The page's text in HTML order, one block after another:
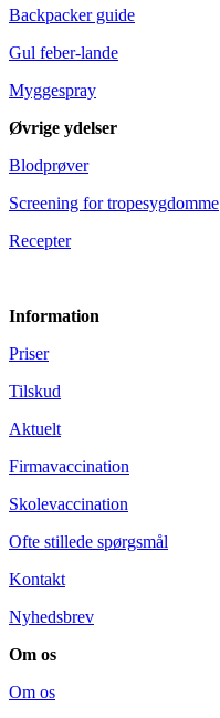
Backpacker guide
Gul feber-lande
Myggespray
Øvrige ydelser
Blodprøver
Screening for tropesygdomme
Recepter
Information
Priser
Tilskud
Aktuelt
Firmavaccination
Skolevaccination
Ofte stillede spørgsmål
Kontakt
Nyhedsbrev
Om os
Om os